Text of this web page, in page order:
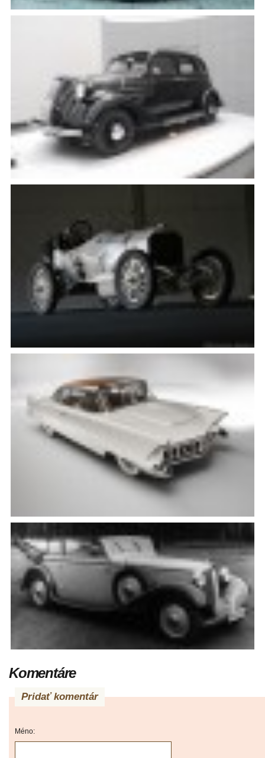
Komentáre
Pridať komentár
Méno: